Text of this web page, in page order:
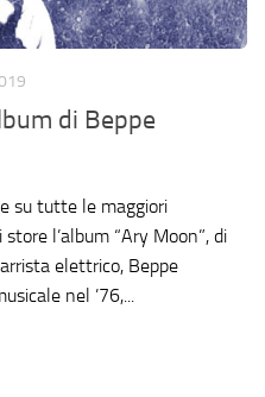
di Beppe
su tutte le maggiori
l’album “Ary Moon”, di
elettrico, Beppe
nel ’76,...